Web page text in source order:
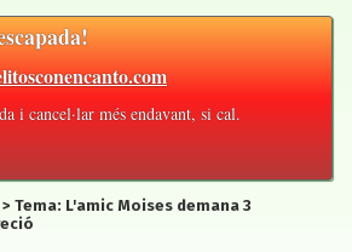
i cancel·lar més endavant, si cal.
> Tema: L'amic Moises demana 3